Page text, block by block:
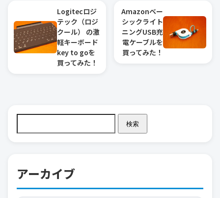
Logitecロジ
テック（ロジ
クール） の激
軽キーボード
key to goを
買ってみた！
Amazonベー
シックライト
ニングUSB充
電ケーブルを
買ってみた！
検索
アーカイブ